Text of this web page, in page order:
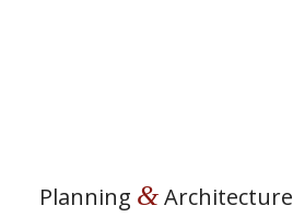
Planning &Architecture